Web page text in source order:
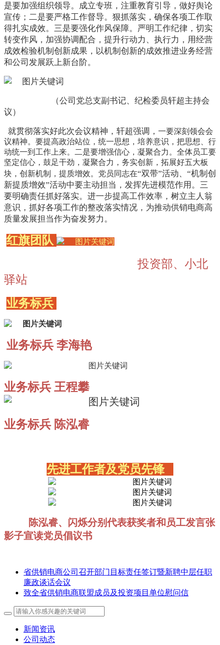
是要加强组织领导。 成立专班，注重教育引导，做好舆论
宣传；二是要严格工作督导。 狠抓落实，确保各项工作取
得扎实成效。三是要强化作风保障。严明工作纪律，切实
转变作风，加强协调配合，提升行动力、执行力，用经营
成效检验机制创新成果，以机制创新的成效推进业务经营
和公司发展跃上新台阶。
（公司党总支副书记、纪检委员轩超主持会
议 ）
就贯彻落实好此次会议精神，轩超强调， 一要深刻领会会
议精神。要提高政治站位，统一思想，培养意识，把思想、行
动统一到工作上来。二是要增强信心，凝聚合力。全体员工要
坚定信心，鼓足干劲，凝聚合力，务实创新，拓展好五大板
块，创新机制，提质增效。党员同志在“双带”活动、“机制创
新提质增效”活动中要主动担当，发挥先进模范作用。三
要明确责任抓好落实。进一步提高工作效率，树立主人翁
意识，抓好各项工作的整改落实情况，为推动供销电商高
质量发展担当作为奋发努力。
红旗团队
投资部、小北
驿站
业务标兵
业务标兵 李海艳
业务标兵 王程攀
业务标兵 陈泓睿
先进工作者及党员先锋
陈泓睿、闪烁分别代表获奖者和员工发言张
影子宣读党员倡议书
省供销电商公司召开部门目标责任签订暨新聘中层任职
廉政谈话会议
致全省供销电商联盟成员及投资项目单位慰问信
新闻资讯
公司动态